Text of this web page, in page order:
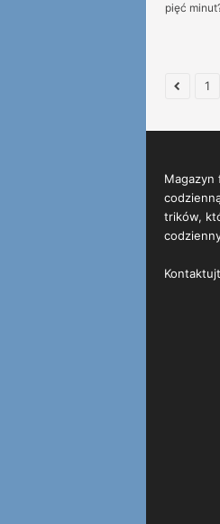
pięć
1
Magazyn
trików,